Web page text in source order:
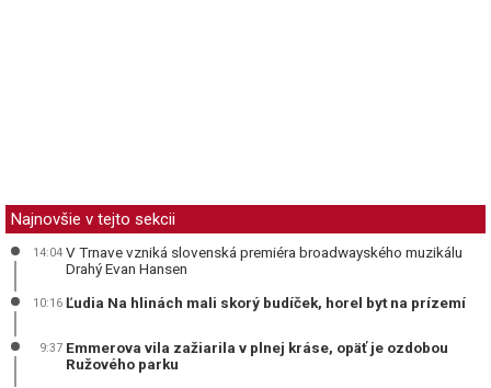
Najnovšie v tejto sekcii
14:04 V Trnave vzniká slovenská premiéra broadwayského muzikálu
Drahý Evan Hansen
10:16 Ľudia Na hlinách mali skorý budíček, horel byt na prízemí
9:37 Emmerova vila zažiarila v plnej kráse, opäť je ozdobou
Ružového parku